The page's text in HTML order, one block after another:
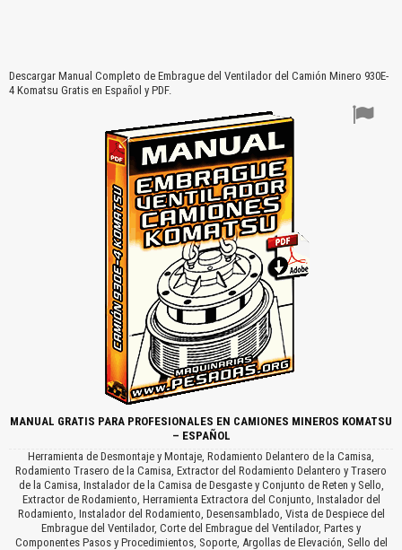
Descargar Manual Completo de Embrague del Ventilador del Camión Minero 930E-
4 Komatsu Gratis en Español y PDF.
MANUAL GRATIS PARA PROFESIONALES EN CAMIONES MINEROS KOMATSU
– ESPAÑOL
Herramienta de Desmontaje y Montaje, Rodamiento Delantero de la Camisa,
Rodamiento Trasero de la Camisa, Extractor del Rodamiento Delantero y Trasero
de la Camisa, Instalador de la Camisa de Desgaste y Conjunto de Reten y Sello,
Extractor de Rodamiento, Herramienta Extractora del Conjunto, Instalador del
Rodamiento, Instalador del Rodamiento, Desensamblado, Vista de Despiece del
Embrague del Ventilador, Corte del Embrague del Ventilador, Partes y
Componentes Pasos y Procedimientos, Soporte, Argollas de Elevación, Sello del